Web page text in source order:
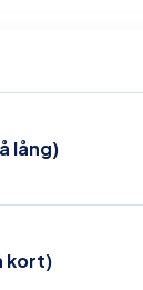
lång)
kort)